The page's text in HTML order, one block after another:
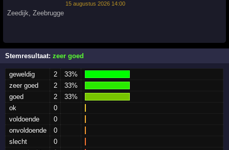
15 augustus 2026 14:00
Zeedijk,Zeebrugge
Stemresultaat:zeer goed
geweldig 2
33%
zeer goed
2
33%
goed
2
33%
ok
0
voldoende
0
onvoldoende
0
slecht
0